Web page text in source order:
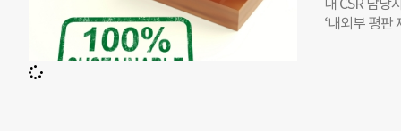
로벌 시각으
농가에서도
내 CSR 담당
‘내외부 평판